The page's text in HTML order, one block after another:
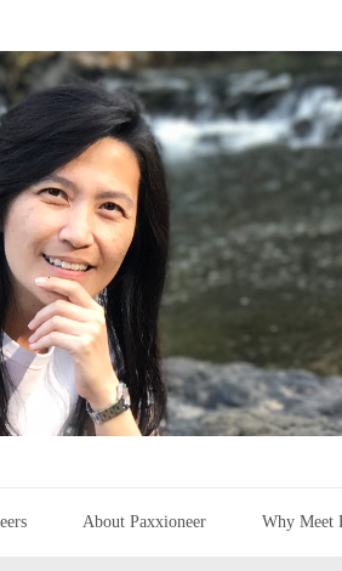
About Paxxioneer Why Meet